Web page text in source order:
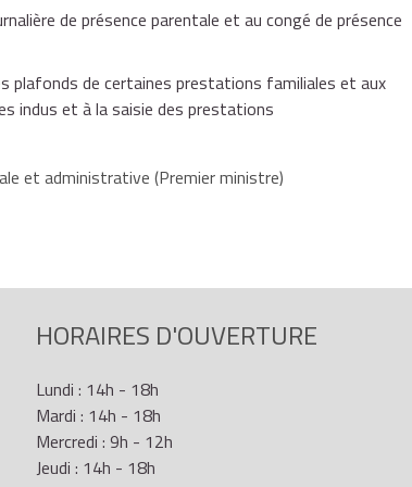
6 284 €
€.
Le droit à l'AJPP s'arrête à la fin du traitement. En
de la durée de la période de droit et du nombre
versées au cours de celle-ci s'effectue à partir de la
droit peut être ouvert avant le terme des 3 ans.
de présence parentale et au congé de présence
plafonds de certaines prestations familiales et aux
indus et à la saisie des prestations
et administrative (Premier ministre)
HORAIRES D'OUVERTURE
Lundi : 14h - 18h
Mardi : 14h - 18h
Mercredi : 9h - 12h
Jeudi : 14h - 18h